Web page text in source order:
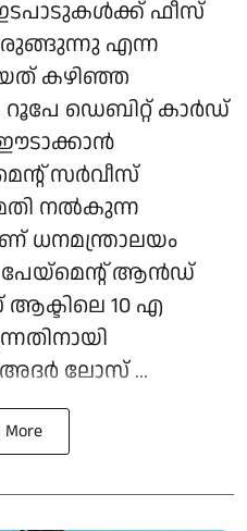
ഫീസ്
എന്ന
കഴിഞ്ഞ
ഡെബിറ്റ് കാർഡ്
സർവീസ്
നൽകുന്ന
ധനമന്ത്രാലയം
പേയ്‌മെന്റ് ആന്‍ഡ്
ആക്ടിലെ 10 എ
ലോസ് ...
More